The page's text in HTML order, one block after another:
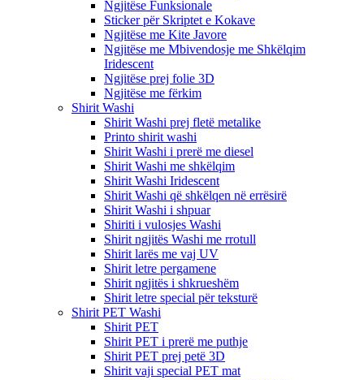
Ngjitëse Funksionale
Sticker për Skriptet e Kokave
Ngjitëse me Kite Javore
Ngjitëse me Mbivendosje me Shkëlqim
Iridescent
Ngjitëse prej folie 3D
Ngjitëse me fërkim
Shirit Washi
Shirit Washi prej fletë metalike
Printo shirit washi
Shirit Washi i prerë me diesel
Shirit Washi me shkëlqim
Shirit Washi Iridescent
Shirit Washi që shkëlqen në errësirë
Shirit Washi i shpuar
Shiriti i vulosjes Washi
Shirit ngjitës Washi me rrotull
Shirit larës me vaj UV
Shirit letre pergamene
Shirit ngjitës i shkrueshëm
Shirit letre special për teksturë
Shirit PET Washi
Shirit PET
Shirit PET i prerë me puthje
Shirit PET prej petë 3D
Shirit vaji special PET mat